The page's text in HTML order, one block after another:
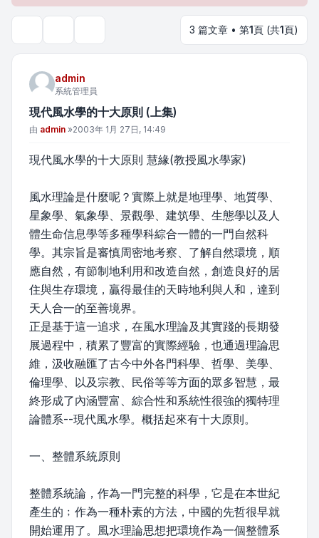
3 篇文章 • 第1頁 (共1頁)
admin
系統管理員
現代風水學的十大原則 (上集)
文章
由 admin »2003年 1月 27日, 14:49
現代風水學的十大原則 慧緣(教授風水學家)
風水理論是什麼呢？實際上就是地理學、地質學、
星象學、氣象學、景觀學、建筑學、生態學以及人
體生命信息學等多種學科綜合一體的一門自然科
學。其宗旨是審慎周密地考察、了解自然環境，順
應自然，有節制地利用和改造自然，創造良好的居
住與生存環境，贏得最佳的天時地利與人和，達到
天人合一的至善境界。
正是基于這一追求，在風水理論及其實踐的長期發
展過程中，積累了豐富的實際經驗，也通過理論思
維，汲收融匯了古今中外各門科學、哲學、美學、
倫理學、以及宗教、民俗等等方面的眾多智慧，最
終形成了內涵豐富、綜合性和系統性很強的獨特理
論體系--現代風水學。概括起來有十大原則。
一、整體系統原則
整體系統論，作為一門完整的科學，它是在本世紀
產生的﹔作為一種朴素的方法，中國的先哲很早就
開始運用了。風水理論思想把環境作為一個整體系